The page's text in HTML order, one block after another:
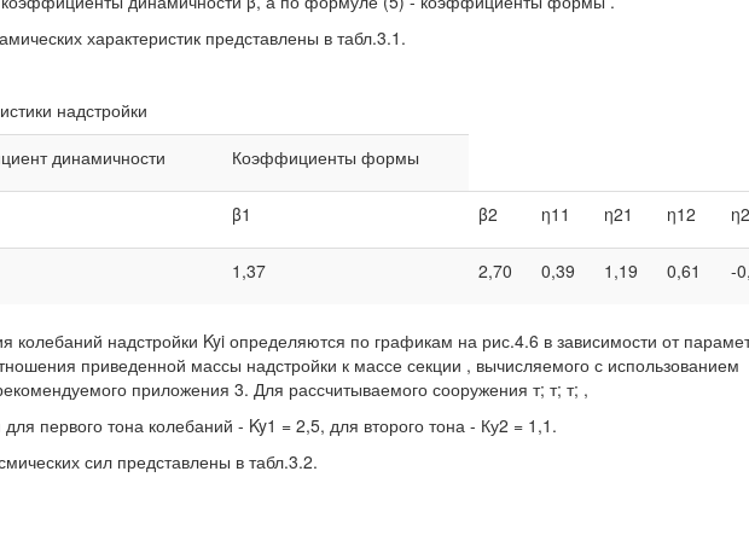
характеристик представлены в табл.3.1.
надстройки
динамичности Коэффициенты формы
β1 β2 η11 η21 η12
1,37 2,70 0,39 1,19 0,61 -
колебаний надстройки Kyi определяются по графикам на рис.4.6 в зависимости от
приведенной массы надстройки к массе секции , вычисляемого с использованием
приложения 3. Для рассчитываемого сооружения т; т; т; ,
первого тона колебаний - Ky1 = 2,5, для второго тона - Ку2 = 1,1.
сил представлены в табл.3.2.